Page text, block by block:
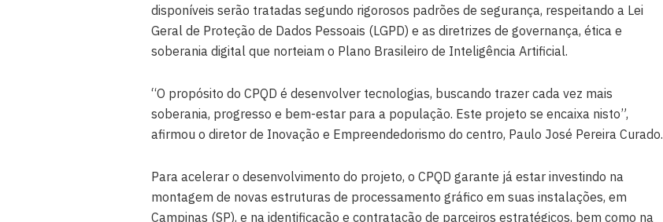
disponíveis serão tratadas segundo rigorosos padrões de segurança, respeitando a Lei
Geral de Proteção de Dados Pessoais (LGPD) e as diretrizes de governança, ética e
soberania digital que norteiam o Plano Brasileiro de Inteligência Artificial.
“O propósito do CPQD é desenvolver tecnologias, buscando trazer cada vez mais
soberania, progresso e bem-estar para a população. Este projeto se encaixa nisto”,
afirmou o diretor de Inovação e Empreendedorismo do centro, Paulo José Pereira Curado.
Para acelerar o desenvolvimento do projeto, o CPQD garante já estar investindo na
montagem de novas estruturas de processamento gráfico em suas instalações, em
Campinas (SP), e na identificação e contratação de parceiros estratégicos, bem como na